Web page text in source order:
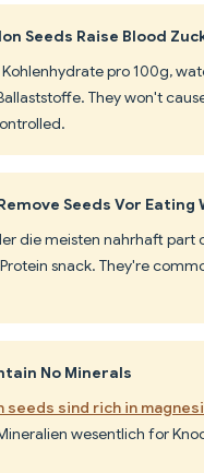
Seeds Raise Blood
pro 100g,
They won't
Seeds Vor
die meisten nahrhaft
snack. They're
No Minerals
seeds sind rich in
wesentlich for